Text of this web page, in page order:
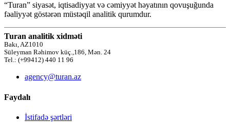
“Turan” siyasət, iqtisadiyyat və cəmiyyət həyatının qovuşuğunda
fəaliyyət göstərən müstəqil analitik qurumdur.
Turan analitik xidməti
Bakı, AZ1010
Süleyman Rəhimov küç.,186, Mən. 24
Tel.: (+99412) 440 11 96
agency@turan.az
Faydalı
İstifadə şərtləri